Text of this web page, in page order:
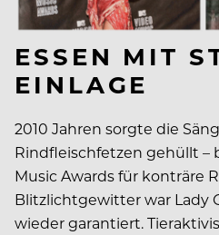
ESSEN MIT
EINLAGE
2010 Jahren sorgte die
Rindfleischfetzen gehüllt –
Music Awards für konträre
Blitzlichtgewitter war Lady
wieder garantiert.